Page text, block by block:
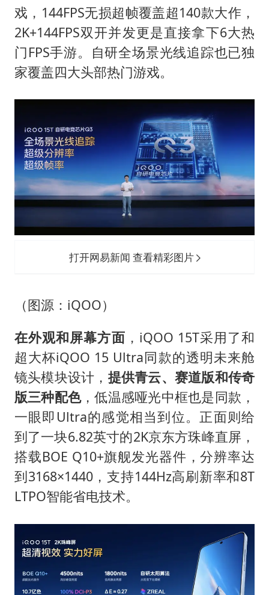
戏，144FPS无损超帧覆盖超140款大作，
2K+144FPS双开并发更是直接拿下6大热
门FPS手游。自研全场景光线追踪也已独
家覆盖四大头部热门游戏。
打开网易新闻 查看精彩图片
（图源：iQOO）
在外观和屏幕方面 ，iQOO 15T采用了和
超大杯iQOO 15 Ultra同款的透明未来舱
镜头模块设计， 提供青云、赛道版和传奇
版三种配色，低温感哑光中框也是同款，
一眼即Ultra的感觉相当到位。正面则给
到了一块6.82英寸的2K京东方珠峰直屏，
搭载BOE Q10+旗舰发光器件，分辨率达
到3168×1440，支持144Hz高刷新率和8T
LTPO智能省电技术。